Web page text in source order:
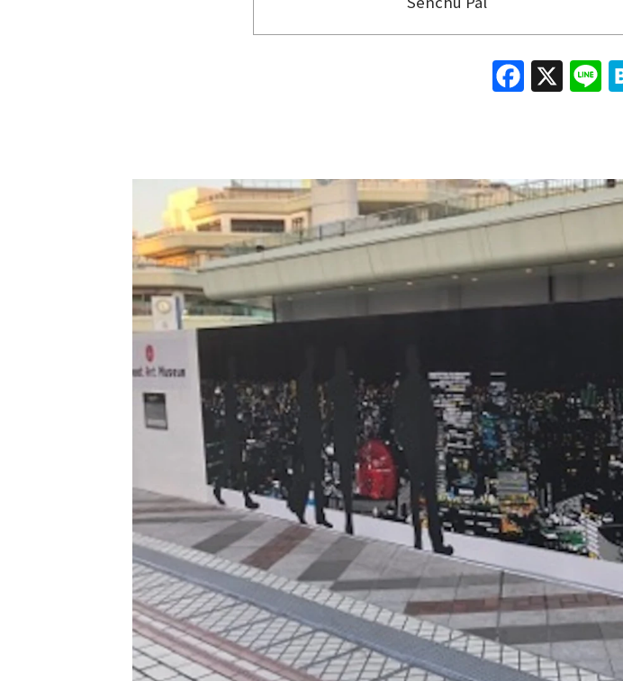
Facebook X Line